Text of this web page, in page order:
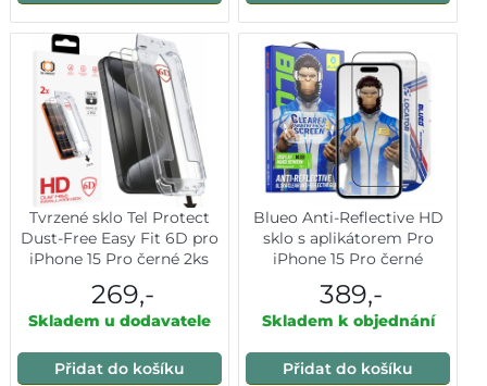
Tvrzené sklo Tel Protect
Dust-Free Easy Fit 6D pro
iPhone 15 Pro černé 2ks
269,-
Skladem u dodavatele
Přidat do košíku
Blueo Anti-Reflective HD
sklo s aplikátorem Pro
iPhone 15 Pro černé
389,-
Skladem k objednání
Přidat do košíku